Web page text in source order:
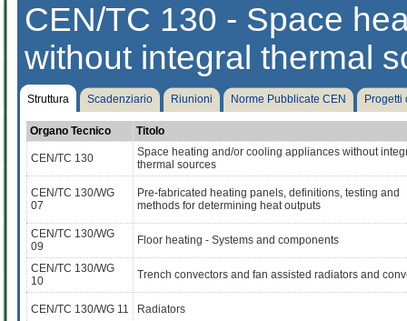
CEN/TC 130 - Space
without integral thermal
Struttura Scadenziario Riunioni Norme Pubblicate CEN Progetti
Organo Tecnico Titolo
CEN/TC 130
Space heating and/or cooling appliances without
thermal sources
CEN/TC 130/WG
07
Pre-fabricated heating panels, definitions, testing and
methods for determining heat outputs
CEN/TC 130/WG
09
Floor heating - Systems and components
CEN/TC 130/WG
10
Trench convectors and fan assisted radiators and
CEN/TC 130/WG 11 Radiators